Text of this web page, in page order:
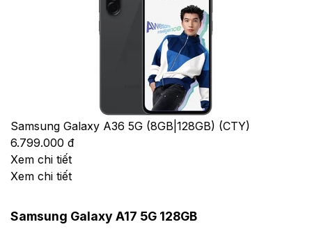
Samsung Galaxy A36 5G (8GB|128GB) (CTY)
6.799.000 đ
Xem chi tiết
Xem chi tiết
Samsung Galaxy A17 5G 128GB